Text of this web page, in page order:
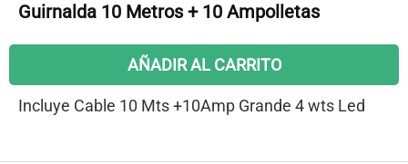
Guirnalda 10 Metros + 10 Ampolletas
AÑADIR AL CARRITO
Incluye Cable 10 Mts +10Amp Grande 4 wts Led